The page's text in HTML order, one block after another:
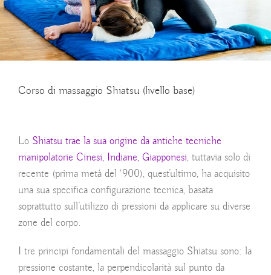
Corso di massaggio Shiatsu (livello base)
Lo Shiatsu trae la sua origine da antiche tecniche
manipolatorie Cinesi, Indiane, Giapponesi, tuttavia solo di
recente (prima metà del ‘900), quest’ultimo, ha acquisito
una sua specifica configurazione tecnica, basata
soprattutto sull’utilizzo di pressioni da applicare su diverse
zone del corpo.
I tre principi fondamentali del massaggio Shiatsusono: la
pressione costante, la perpendicolarità sul punto da